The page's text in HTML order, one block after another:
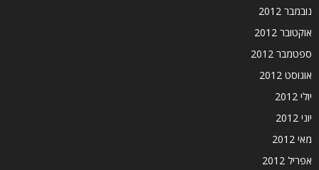
נובמבר 2012
אוקטובר 2012
ספטמבר 2012
אוגוסט 2012
יולי 2012
יוני 2012
מאי 2012
אפריל 2012